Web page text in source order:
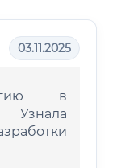
03.11.2025
в